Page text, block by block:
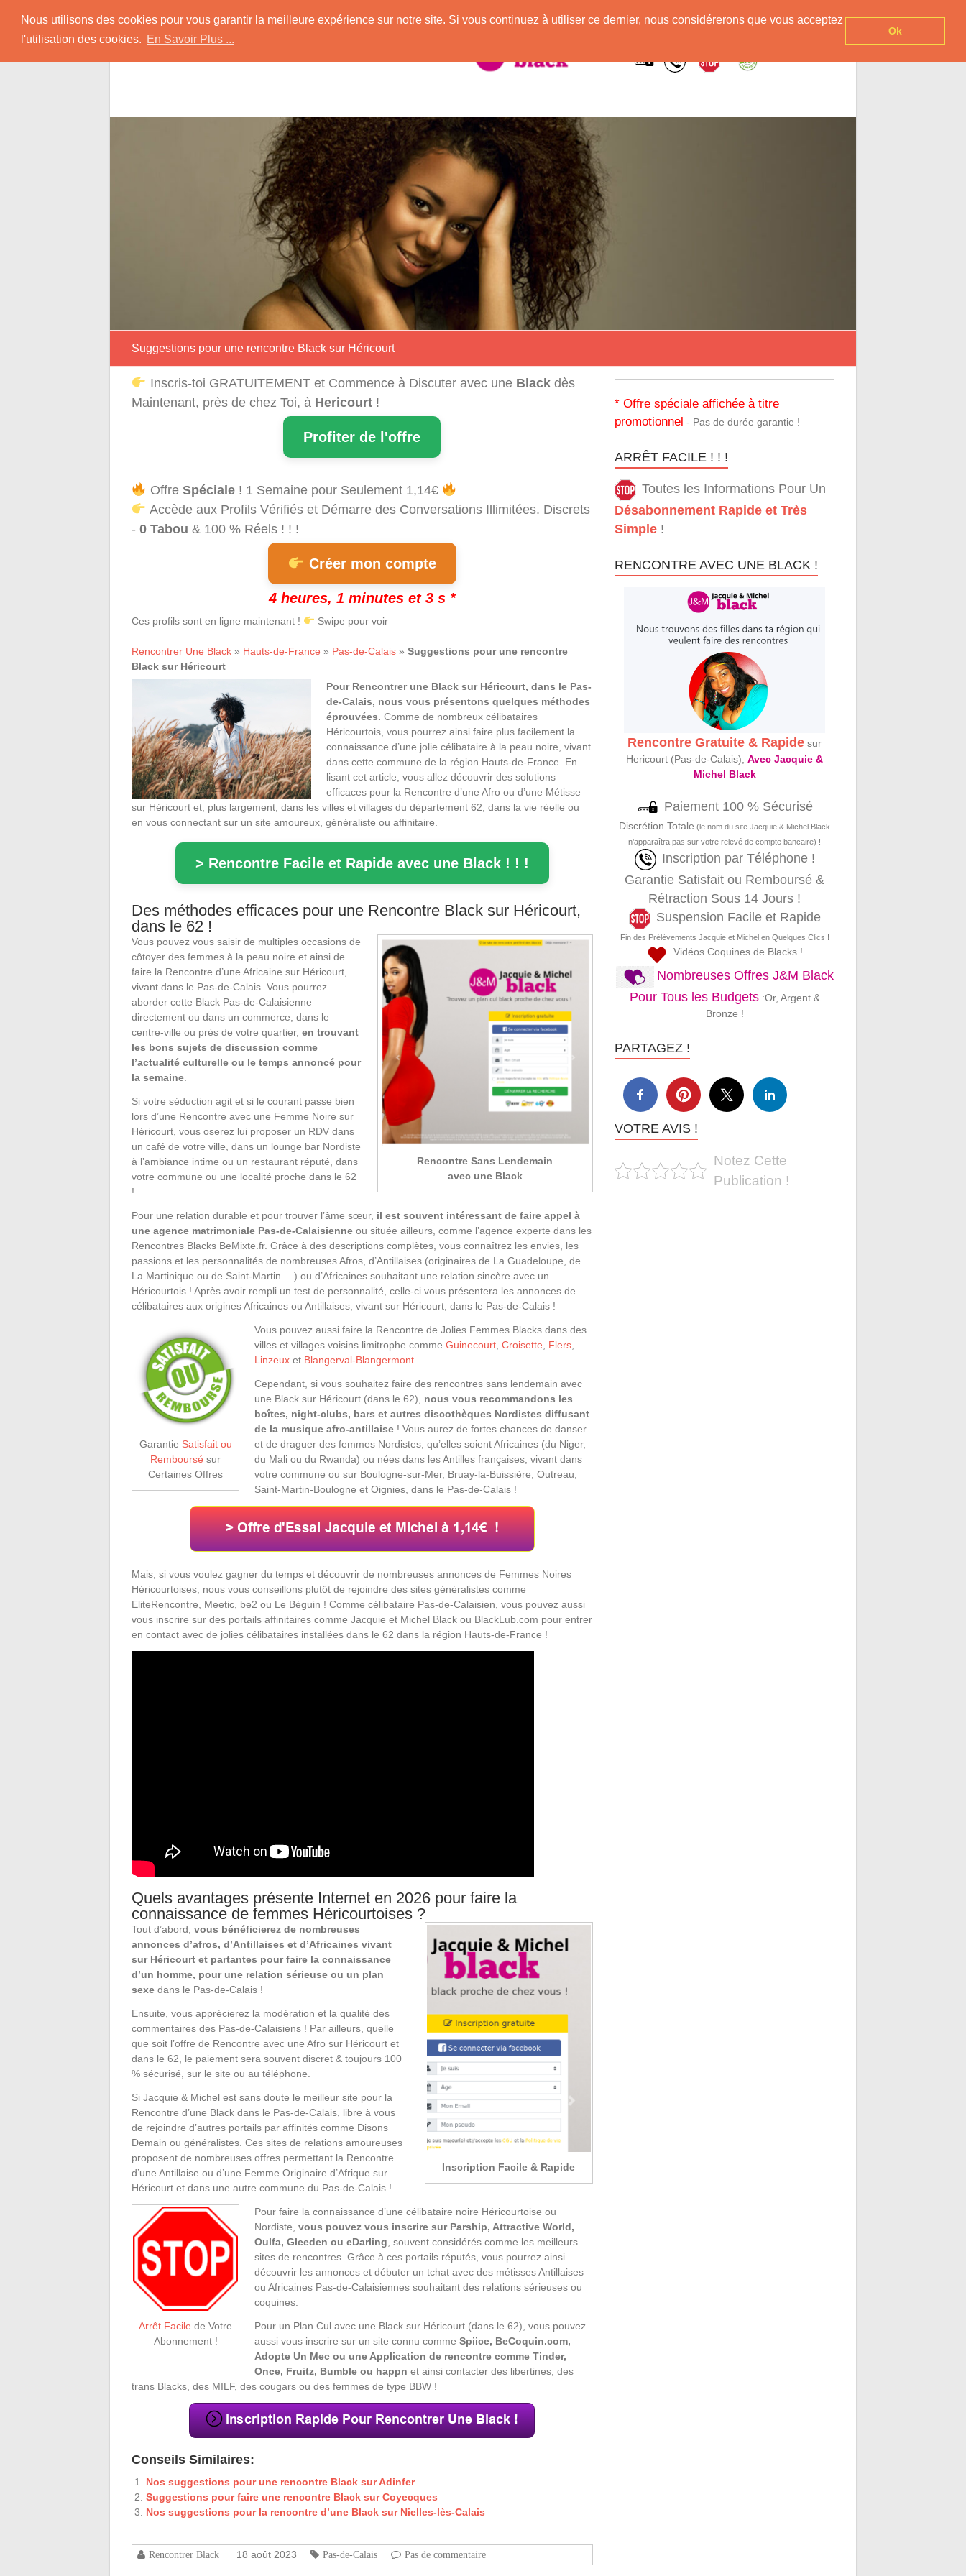
Nous utilisons des cookies pour vous garantir la meilleure expérience sur notre site. Si vous continuez à utiliser ce dernier, nous considérerons que vous acceptez
l'utilisation des cookies. En Savoir Plus ...
Ok
content
Rencontrer-Black
Conseils pour Rencontrer une Jolie Célibataire à la Peau Noire !
Suggestions pour une rencontre Black sur Héricourt
Inscris-toi GRATUITEMENT et Commence à Discuter avec une Blackdès
Maintenant, près de chez Toi, à Hericourt !
Profiter de l'offre
Offre Spéciale! 1 Semaine pour Seulement 1,14€
Accède aux Profils Vérifiés et Démarre des Conversations Illimitées. Discrets
- 0 Tabou & 100 % Réels ! ! !
Créer mon compte
4 heures, 1 minutes et 2 s *
Ces profils sont en ligne maintenant ! Swipe pour voir
Rencontrer Une Black » Hauts-de-France » Pas-de-Calais » Suggestions pour une rencontre
Black sur Héricourt
Pour Rencontrer une Black sur Héricourt, dans le Pas-
de-Calais, nous vous présentons quelques méthodes
éprouvées. Comme de nombreux célibataires
Héricourtois, vous pourrez ainsi faire plus facilement la
connaissance d’une jolie célibataire à la peau noire, vivant
dans cette commune de la région Hauts-de-France. En
lisant cet article, vous allez découvrir des solutions
efficaces pour la Rencontre d’une Afro ou d’une Métisse
sur Héricourt et, plus largement, dans les villes et villages du département 62, dans la vie réelle ou
en vous connectant sur un site amoureux, généraliste ou affinitaire.
> Rencontre Facile et Rapide avec une Black ! ! !
Des méthodes efficaces pour une Rencontre Black sur Héricourt,
dans le 62 !
Rencontre Sans Lendemain
avec une Black
Vous pouvez vous saisir de multiples occasions de
côtoyer des femmes à la peau noire et ainsi de
faire la Rencontre d’une Africaine sur Héricourt,
vivant dans le Pas-de-Calais. Vous pourrez
aborder cette Black Pas-de-Calaisienne
directement ou dans un commerce, dans le
centre-ville ou près de votre quartier, en trouvant
les bons sujets de discussion comme
l’actualité culturelle ou le temps annoncé pour
la semaine
Si votre séduction agit et si le courant passe bien
lors d’une Rencontre avec une Femme Noire sur
Héricourt, vous oserez lui proposer un RDV dans
un café de votre ville, dans un lounge bar Nordiste
à l’ambiance intime ou un restaurant réputé, dans
votre commune ou une localité proche dans le 62
!
Pour une relation durable et pour trouver l’âme sœur, il est souvent intéressant de faire appel à
une agence matrimoniale Pas-de-Calaisienne ou située ailleurs, comme l’agence experte dans les
Rencontres Blacks BeMixte.fr. Grâce à des descriptions complètes, vous connaîtrez les envies, les
passions et les personnalités de nombreuses Afros, d’Antillaises (originaires de La Guadeloupe, de
La Martinique ou de Saint-Martin …) ou d’Africaines souhaitant une relation sincère avec un
Héricourtois ! Après avoir rempli un test de personnalité, celle-ci vous présentera les annonces de
célibataires aux origines Africaines ou Antillaises, vivant sur Héricourt, dans le Pas-de-Calais !
Garantie Satisfait ou
Remboursé sur
Certaines Offres
Vous pouvez aussi faire la Rencontre de Jolies Femmes Blacks dans des
villes et villages voisins limitrophe comme Guinecourt Croisette Flers
Linzeux et Blangerval-Blangermont
Cependant, si vous souhaitez faire des rencontres sans lendemain avec
une Black sur Héricourt (dans le 62), nous vous recommandons les
boîtes, night-clubs, bars et autres discothèques Nordistes diffusant
de la musique afro-antillaise ! Vous aurez de fortes chances de danser
et de draguer des femmes Nordistes, qu’elles soient Africaines (du Niger,
du Mali ou du Rwanda) ou nées dans les Antilles françaises, vivant dans
votre commune ou sur Boulogne-sur-Mer, Bruay-la-Buissière, Outreau,
Saint-Martin-Boulogne et Oignies, dans le Pas-de-Calais !
Mais, si vous voulez gagner du temps et découvrir de nombreuses annonces de Femmes Noires
Héricourtoises, nous vous conseillons plutôt de rejoindre des sites généralistes comme
EliteRencontre, Meetic, be2 ou Le Béguin ! Comme célibataire Pas-de-Calaisien, vous pouvez aussi
vous inscrire sur des portails affinitaires comme Jacquie et Michel Black ou BlackLub.com pour entrer
en contact avec de jolies célibataires installées dans le 62 dans la région Hauts-de-France !
Quels avantages présente Internet en 2026 pour faire la
connaissance de femmes Héricourtoises ?
Inscription Facile & Rapide
Tout d’abord, vous bénéficierez de nombreuses
annonces d’afros, d’Antillaises et d’Africaines vivant
sur Héricourt et partantes pour faire la connaissance
d’un homme, pour une relation sérieuse ou un plan
sexe dans le Pas-de-Calais !
Ensuite, vous apprécierez la modération et la qualité des
commentaires des Pas-de-Calaisiens ! Par ailleurs, quelle
que soit l’offre de Rencontre avec une Afro sur Héricourt et
dans le 62, le paiement sera souvent discret & toujours 100
% sécurisé, sur le site ou au téléphone.
Si Jacquie & Michel est sans doute le meilleur site pour la
Rencontre d’une Black dans le Pas-de-Calais, libre à vous
de rejoindre d’autres portails par affinités comme Disons
Demain ou généralistes. Ces sites de relations amoureuses
proposent de nombreuses offres permettant la Rencontre
d’une Antillaise ou d’une Femme Originaire d’Afrique sur
Héricourt et dans une autre commune du Pas-de-Calais !
Arrêt Facile de Votre
Abonnement !
Pour faire la connaissance d’une célibataire noire Héricourtoise ou
Nordiste, vous pouvez vous inscrire sur Parship, Attractive World,
Oulfa, Gleeden ou eDarling, souvent considérés comme les meilleurs
sites de rencontres. Grâce à ces portails réputés, vous pourrez ainsi
découvrir les annonces et débuter un tchat avec des métisses Antillaises
ou Africaines Pas-de-Calaisiennes souhaitant des relations sérieuses ou
coquines.
Pour un Plan Cul avec une Black sur Héricourt (dans le 62), vous pouvez
aussi vous inscrire sur un site connu comme Spiice, BeCoquin.com,
Adopte Un Mec ou une Application de rencontre comme Tinder,
Once, Fruitz, Bumble ou happn et ainsi contacter des libertines, des
trans Blacks, des MILF, des cougars ou des femmes de type BBW !
Conseils Similaires:
Nos suggestions pour une rencontre Black sur Adinfer
Suggestions pour faire une rencontre Black sur Coyecques
Nos suggestions pour la rencontre d’une Black sur Nielles-lès-Calais
Rencontrer Black 18 août 2023 Pas-de-Calais Pas de commentaire
* Offre spéciale affichée à titre
promotionnel - Pas de durée garantie !
ARRÊT FACILE ! ! !
Toutes les Informations Pour Un
Désabonnement Rapide et Très
Simple !
RENCONTRE AVEC UNE BLACK !
Rencontre Gratuite & Rapide sur
Hericourt (Pas-de-Calais),Avec Jacquie &
Michel Black
Paiement 100 % Sécurisé
Discrétion Totale (le nom du site Jacquie & Michel Black
n’apparaîtra pas sur votre relevé de compte bancaire) !
Inscription par Téléphone !
Garantie Satisfait ou Remboursé &
Rétraction Sous 14 Jours !
Suspension Facile et Rapide
Fin des Prélèvements Jacquie et Michel en Quelques Clics !
Vidéos Coquines de Blacks !
Nombreuses Offres J&M Black
Pour Tous les Budgets:Or, Argent &
Bronze !
PARTAGEZ !
VOTRE AVIS !
Notez Cette
Publication !